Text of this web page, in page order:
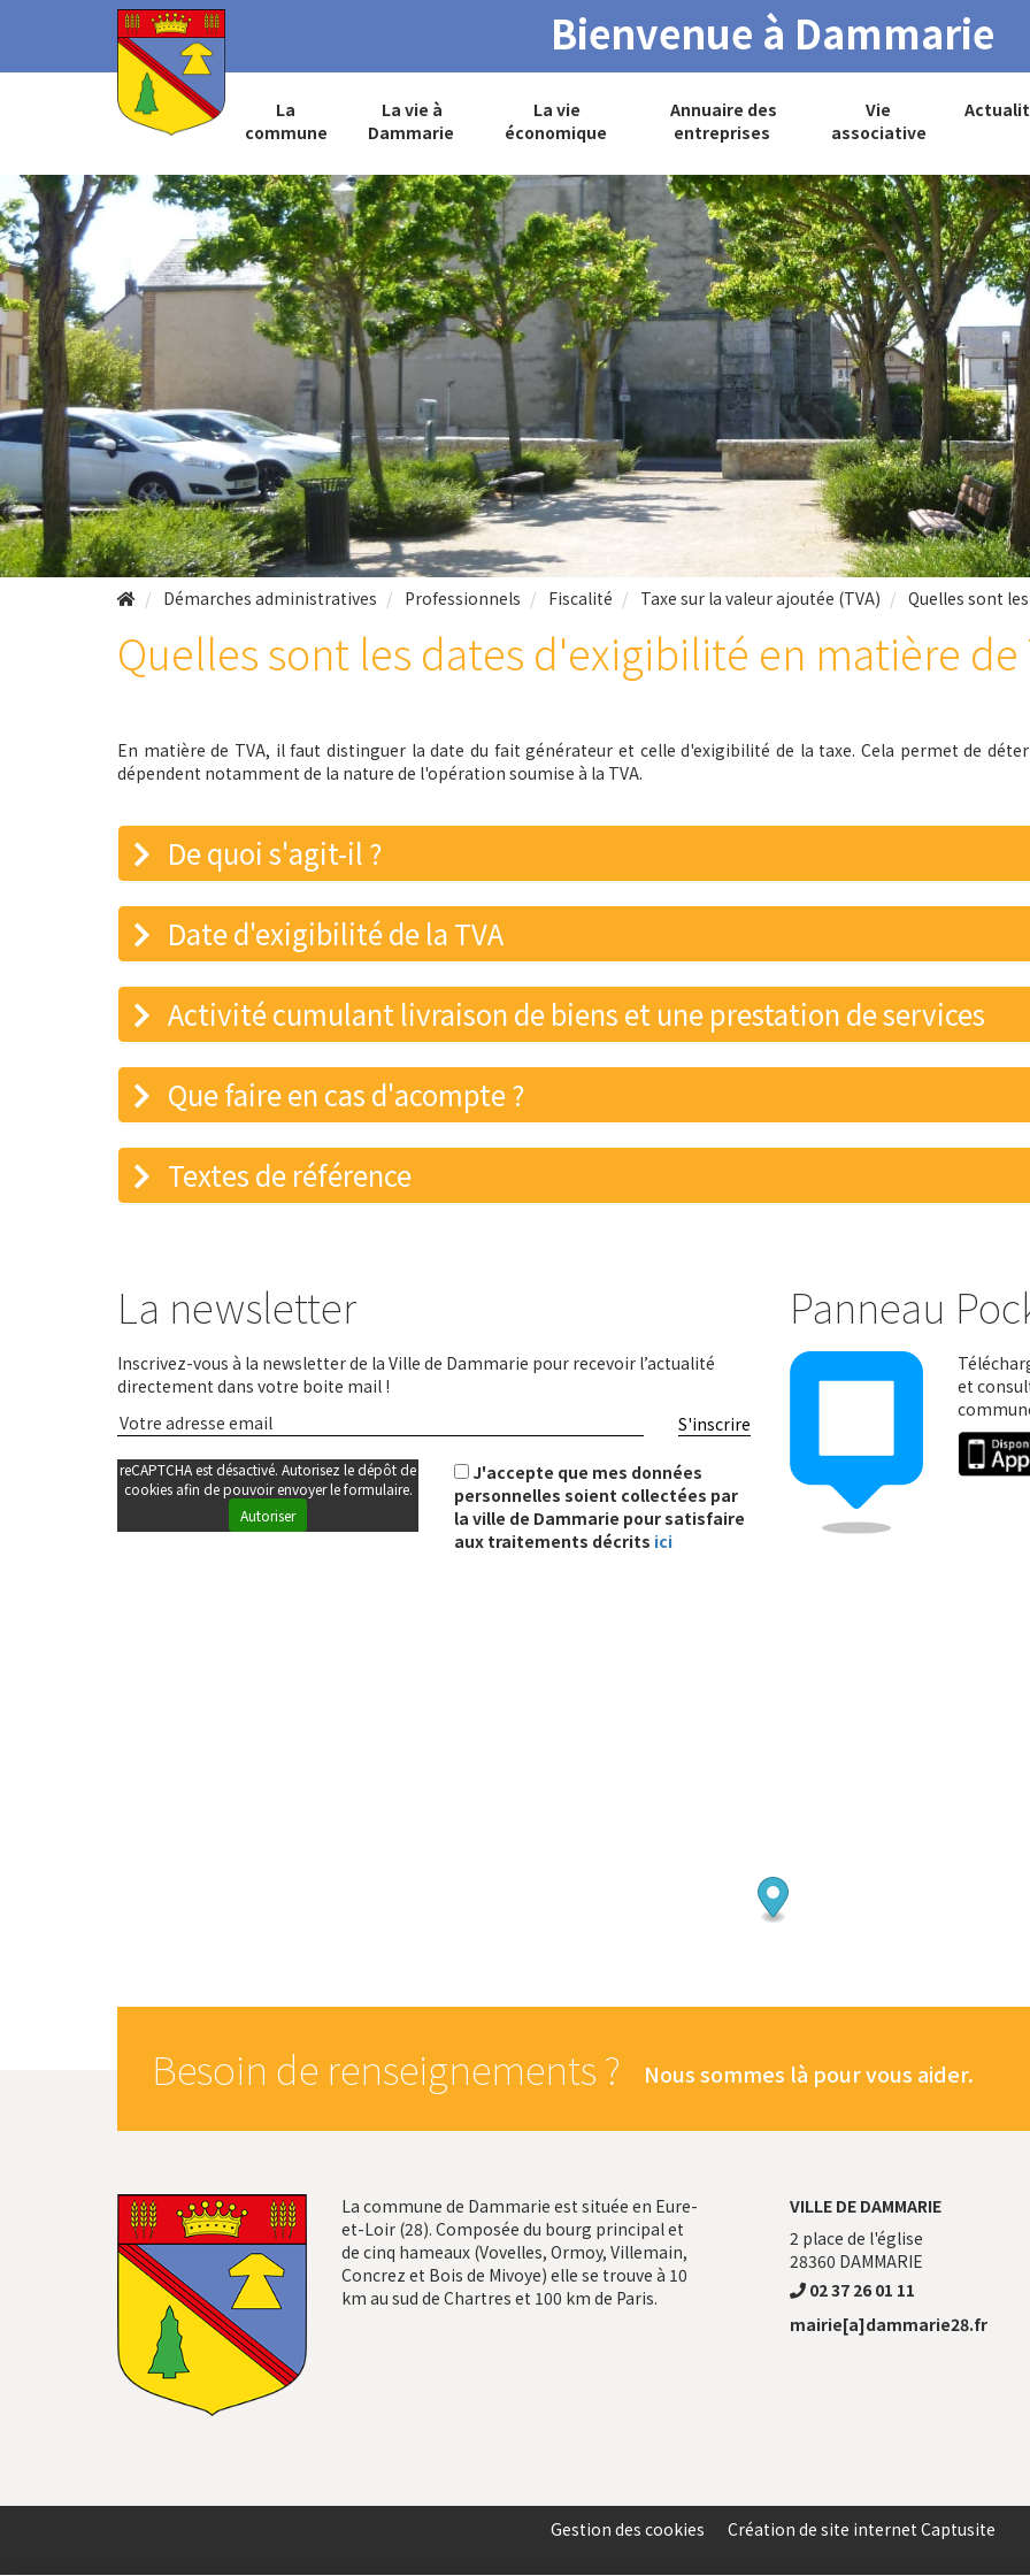
Bienvenue à Dammarie
La
commune
La vie à
Dammarie
La vie
économique
Annuaire des
entreprises
Vie
associative
Démarches administratives Professionnels Fiscalité Taxe sur la valeur ajoutée (TVA) Quelles sont
Quelles sont les dates d'exigibilité en matière de
En matière de TVA, il faut distinguer la date du fait générateur et celle d'exigibilité de la taxe. Cela permet de
dépendent notamment de la nature de l'opération soumise à la TVA.
De quoi s'agit-il ?
Date d'exigibilité de la TVA
Activité cumulant livraison de biens et une prestation de services
Que faire en cas d'acompte ?
Textes de référence
La newsletter
Inscrivez-vous à la newsletter de la Ville de Dammarie pour recevoir l’actualité
directement dans votre boite mail !
S'inscrire
reCAPTCHA est désactivé. Autorisez le dépôt de
cookies afin de pouvoir envoyer le formulaire.
Autoriser
J'accepte que mes données
personnelles soient collectées par
la ville de Dammarie pour satisfaire
aux traitements décrits ici
Panneau
et
Besoin de renseignements ? Nous sommes là pour vous aider.
La commune de Dammarie est située en Eure-
et-Loir (28). Composée du bourg principal et
de cinq hameaux (Vovelles, Ormoy, Villemain,
Concrez et Bois de Mivoye) elle se trouve à 10
km au sud de Chartres et 100 km de Paris.
VILLE DE DAMMARIE
2 place de l'église
28360 DAMMARIE
02 37 26 01 11
mairie[a]dammarie28.fr
Gestion des cookies Création de site internet Captusite